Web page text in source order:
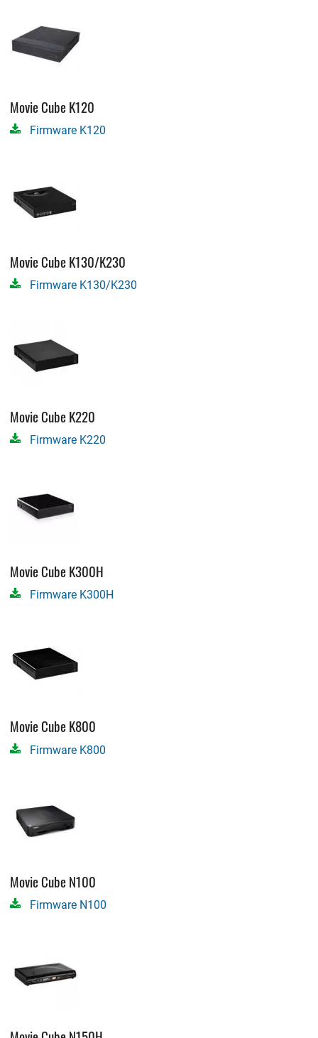
Movie Cube K120
Firmware K120
Movie Cube K130/K230
Firmware K130/K230
Movie Cube K220
Firmware K220
Movie Cube K300H
Firmware K300H
Movie Cube K800
Firmware K800
Movie Cube N100
Firmware N100